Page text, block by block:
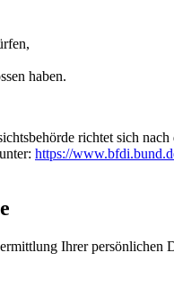
haben.
richtet sich
https://
Ihrer persönlichen